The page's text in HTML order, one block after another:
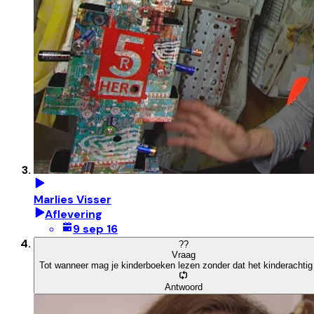
Marlies Visser
Aflevering
9 sep 16
??
Vraag
Tot wanneer mag je kinderboeken lezen zonder dat het
Antwoord